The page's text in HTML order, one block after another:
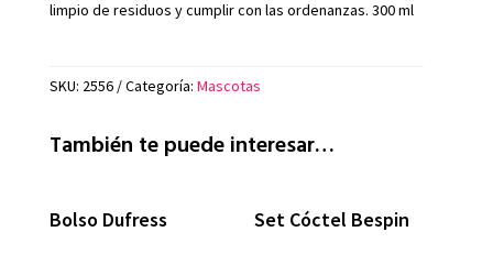
limpio de residuos y cumplir con las ordenanzas. 300 ml
SKU: 2556 Categoría: Mascotas
También te puede interesar…
Bolso Dufress Set Cóctel Bespin